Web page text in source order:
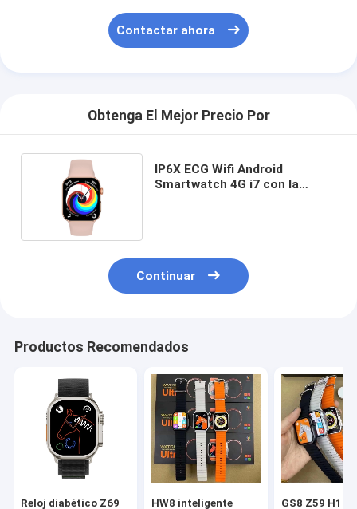
Contactar ahora
Obtenga El Mejor Precio Por
IP6X ECG Wifi Android
Smartwatch 4G i7 con la
Continuar
Productos Recomendados
Reloj diabético Z69 HW8 inteligente GS8 Z59 H10